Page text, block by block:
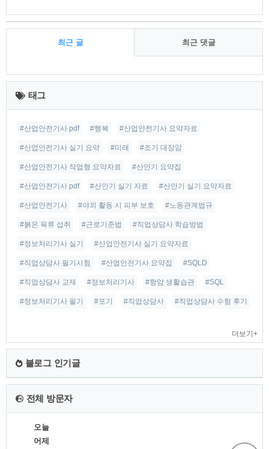
최근 글 최근 댓글
최
근
글
태그
#산업안전기사 pdf #행복 #산업안전기사 요약자료
#산업안전기사 실기 요약 #미래 #조기 대장암
#산업안전기사 작업형 요약자료 #산안기 요약집
#산업안전기사.pdf #산안기 실기 자료 #산안기 실기 요약자료
#산업안전기사 #야외 활동 시 피부 보호 #노동관계법규
#붉은 육류 섭취 #근로기준법 #직업상담사 학습방법
#정보처리기사 실기 #산업안전기사 실기 요약자료
#직업상담사 필기시험 #산업안전기사 요약집 #SQLD
#직업상담사 교재 #정보처리기사 #항암 생활습관 #SQL
#정보처리기사 필기 #포기 #직업상담사 #직업상담사 수험 후기
더보기+
블로그 인기글
전체 방문자
오늘
어제